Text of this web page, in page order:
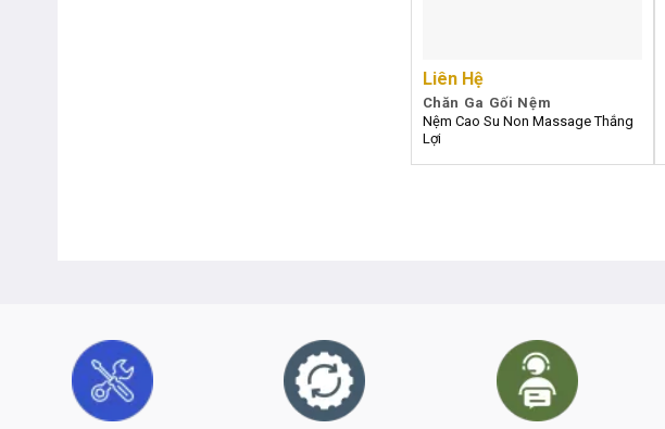
Chăn Ga Gối Nệm
Nệm Cao Su Non Massage Thắng
Lợi
Liên Hệ